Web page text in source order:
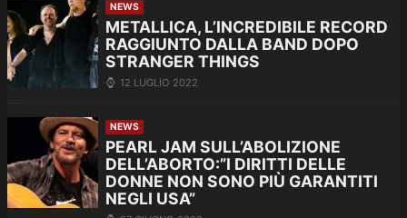
NEWS
METALLICA, L’INCREDIBILE RECORD
RAGGIUNTO DALLA BAND DOPO
STRANGER THINGS
12 LUGLIO 2022
NEWS
PEARL JAM SULL’ABOLIZIONE
DELL’ABORTO:”I DIRITTI DELLE
DONNE NON SONO PIÙ GARANTITI
NEGLI USA”